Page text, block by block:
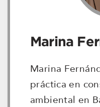
Marina
Marina
práctica en
ambiental en